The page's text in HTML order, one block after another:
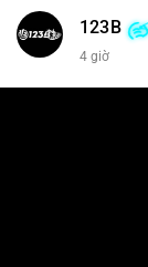
123B
4 giờ